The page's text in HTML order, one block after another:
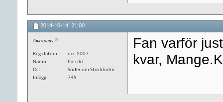
2014-10-14, 21:00
Amazonas
Reg.datum
dec 2007
Namn
Patrik L
Ort
Söder om Stockholm
Inlägg
749
Fan varför
kvar,